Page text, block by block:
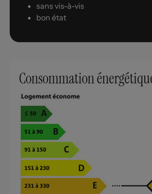
sans vis-à-vis
bon état
Consommation